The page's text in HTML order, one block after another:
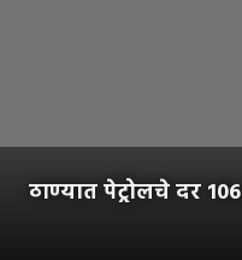
ठाण्यात पेट्रोलचे दर